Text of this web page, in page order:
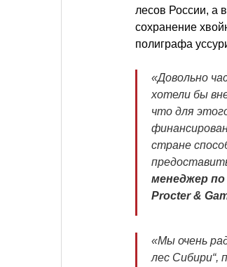
лесов России, а
сохранение
полиграфа
«Довольно
хотели бы
что для
стране
менеджер
Procter &
«Мы очень
лес Сибири“,